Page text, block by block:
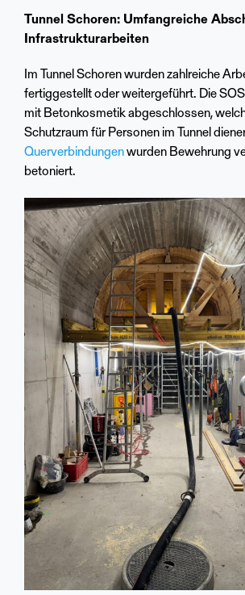
Tunnel Schoren: Umfangreiche
Infrastrukturarbeiten
Im Tunnel Schoren wurden zahlreiche
fertiggestellt oder weitergeführt. Die
mit Betonkosmetik abgeschlossen,
Schutzraum für Personen im Tunnel
Querverbindungenwurden Bewehrung
betoniert.